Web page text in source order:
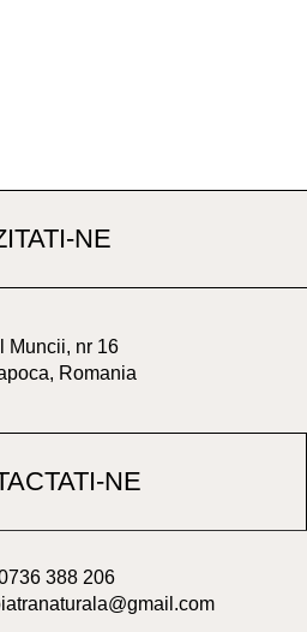
NE
Muncii, nr 16
Romania
NE
388 206